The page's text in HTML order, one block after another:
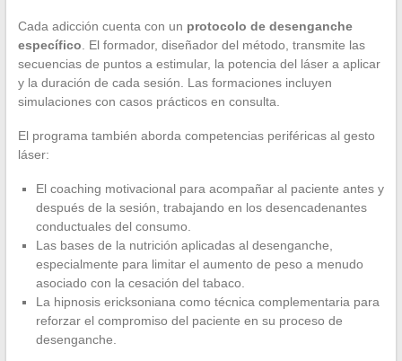
Cada adicción cuenta con un protocolo de desenganche
específico . El formador, diseñador del método, transmite las
secuencias de puntos a estimular, la potencia del láser a aplicar
y la duración de cada sesión. Las formaciones incluyen
simulaciones con casos prácticos en consulta.
El programa también aborda competencias periféricas al gesto
láser:
El coaching motivacional para acompañar al paciente antes y
después de la sesión, trabajando en los desencadenantes
conductuales del consumo.
Las bases de la nutrición aplicadas al desenganche,
especialmente para limitar el aumento de peso a menudo
asociado con la cesación del tabaco.
La hipnosis ericksoniana como técnica complementaria para
reforzar el compromiso del paciente en su proceso de
desenganche.